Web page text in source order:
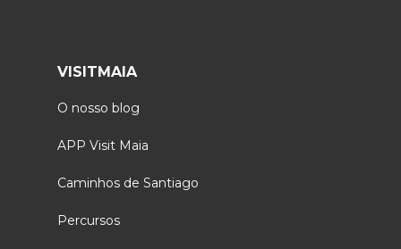
VISITMAIA
O nosso blog
APP Visit Maia
Caminhos de Santiago
Percursos